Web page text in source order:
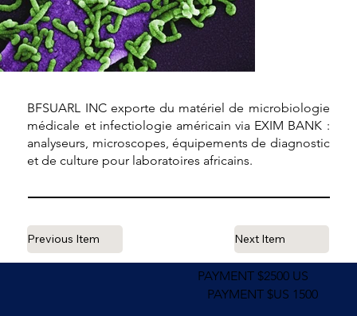
BFSUARL INC exporte du matériel de microbiologie
médicale et infectiologie américain via EXIM BANK :
analyseurs, microscopes, équipements de diagnostic
et de culture pour laboratoires africains.
Previous Item Next Item
PAYMENT $2500 US
PAYMENT $US 1500